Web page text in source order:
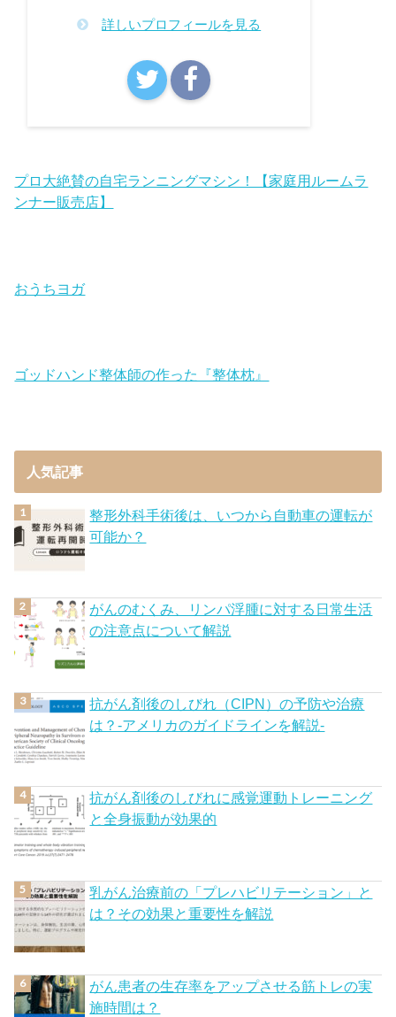
詳しいプロフィールを見る
プロ大絶賛の自宅ランニングマシン！【家庭用ルームラ
ンナー販売店】
おうちヨガ
ゴッドハンド整体師の作った『整体枕』
人気記事
整形外科手術後は、いつから自動車の運転が
可能か？
がんのむくみ、リンパ浮腫に対する日常生活
の注意点について解説
抗がん剤後のしびれ（CIPN）の予防や治療
は？-アメリカのガイドラインを解説-
抗がん剤後のしびれに感覚運動トレーニング
と全身振動が効果的
乳がん治療前の「プレハビリテーション」と
は？その効果と重要性を解説
がん患者の生存率をアップさせる筋トレの実
施時間は？